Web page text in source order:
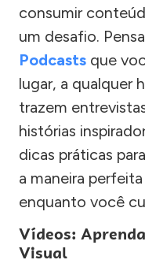
consumir
um desafio.
Podcasts que
lugar, a qualquer
trazem
histórias
dicas práticas
a maneira
enquanto você
Vídeos:
Visual